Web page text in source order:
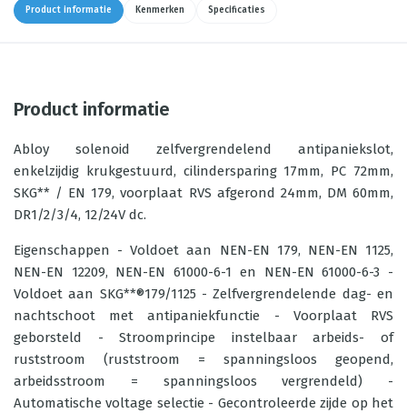
Product informatie Kenmerken Specificaties
Product informatie
Abloy solenoid zelfvergrendelend antipaniekslot,
enkelzijdig krukgestuurd, cilindersparing 17mm, PC 72mm,
SKG** / EN 179, voorplaat RVS afgerond 24mm, DM 60mm,
DR1/2/3/4, 12/24V dc.
Eigenschappen - Voldoet aan NEN-EN 179, NEN-EN 1125,
NEN-EN 12209, NEN-EN 61000-6-1 en NEN-EN 61000-6-3 -
Voldoet aan SKG**®179/1125 - Zelfvergrendelende dag- en
nachtschoot met antipaniekfunctie - Voorplaat RVS
geborsteld - Stroomprincipe instelbaar arbeids- of
ruststroom (ruststroom = spanningsloos geopend,
arbeidsstroom = spanningsloos vergrendeld) -
Automatische voltage selectie - Gecontroleerde zijde op het